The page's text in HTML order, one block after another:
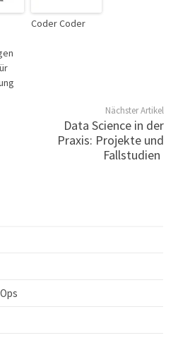
Coder Coder
Nächster Artikel
Data Science in der
Praxis: Projekte und
Fallstudien